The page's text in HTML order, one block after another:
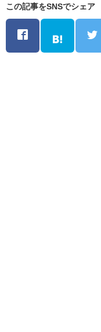
この記事をSNSでシェア